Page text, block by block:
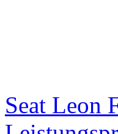
Seat Leon